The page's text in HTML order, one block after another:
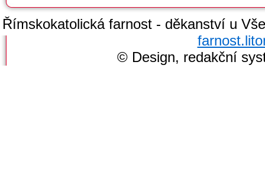
Římskokatolická farnost - děkanství u
© Design, redakční